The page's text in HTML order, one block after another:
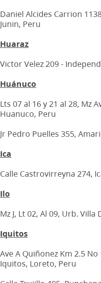
Daniel Alcides Carrion
Junin, Peru
Huaraz
Victor Velez 209 -
Huánuco
Lts 07 al 16 y 21 al 28, Mz
Huanuco, Peru
Jr Pedro Puelles 355,
Ica
Calle Castrovirreyna 274,
Ilo
Mz J, Lt 02, Al 09, Urb.
Iquitos
Ave A Quiñonez Km 2.5 No
Iquitos, Loreto, Peru